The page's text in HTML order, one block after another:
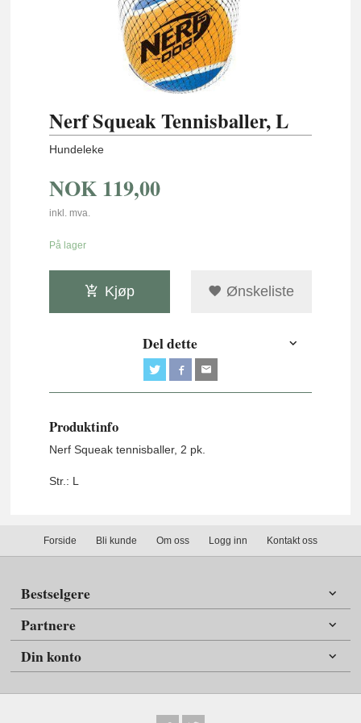
Nerf Squeak Tennisballer, L
Hundeleke
NOK 119,00
inkl. mva.
På lager
Kjøp Ønskeliste
Del dette
Produktinfo
Nerf Squeak tennisballer, 2 pk.
Str.: L
Forside Bli kunde Om oss Logg inn Kontakt oss
Bestselgere
Partnere
Din konto